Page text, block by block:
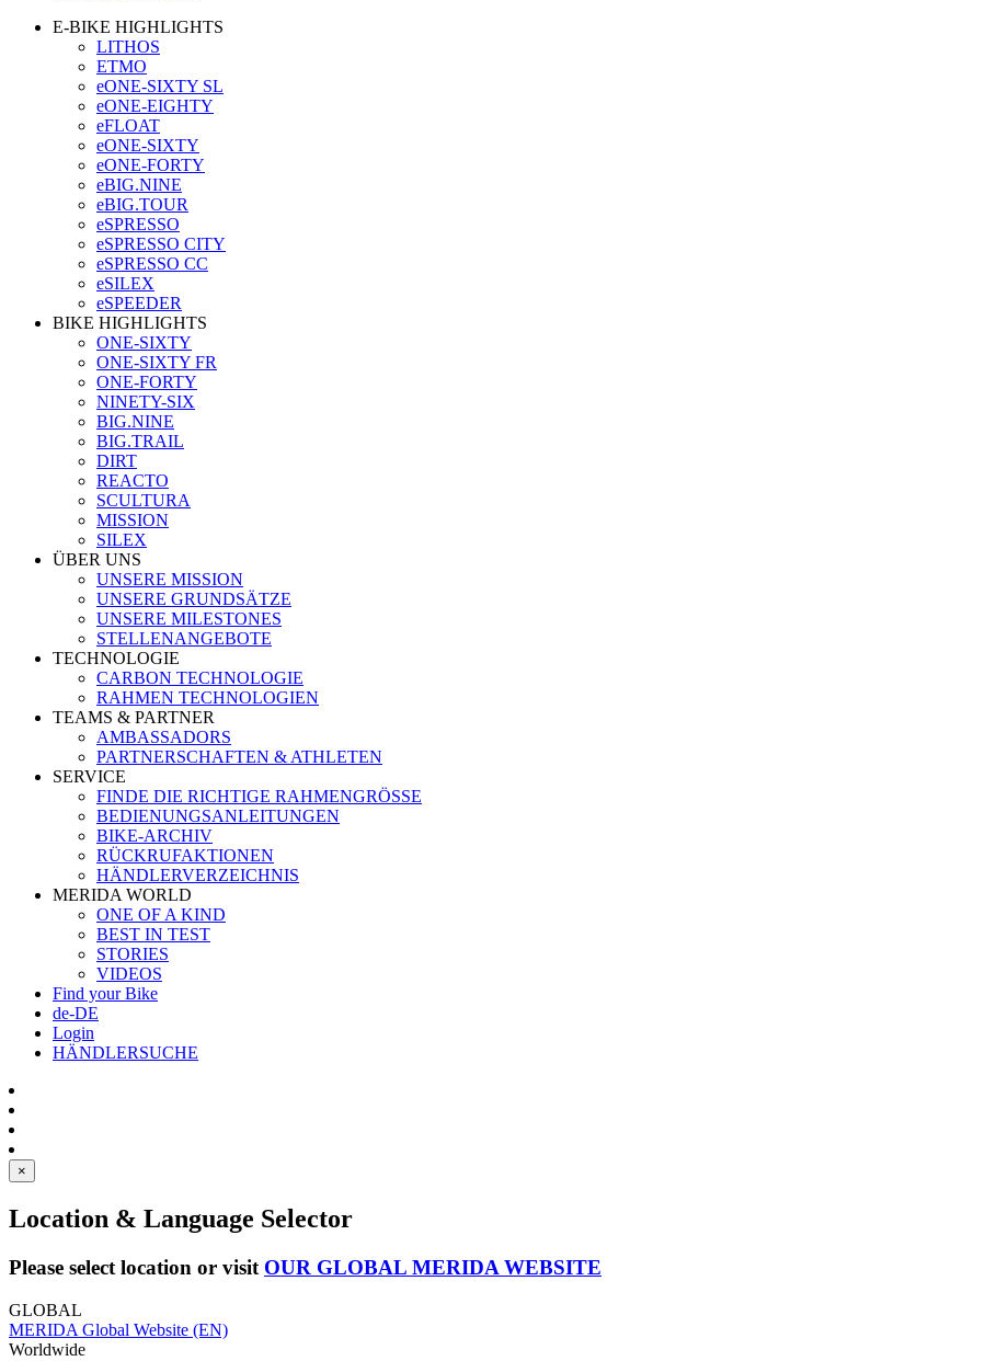
E-BIKE HIGHLIGHTS
LITHOS
ETMO
eONE-SIXTY SL
eONE-EIGHTY
eFLOAT
eONE-SIXTY
eONE-FORTY
eBIG.NINE
eBIG.TOUR
eSPRESSO
eSPRESSO CITY
eSPRESSO CC
eSILEX
eSPEEDER
BIKE HIGHLIGHTS
ONE-SIXTY
ONE-SIXTY FR
ONE-FORTY
NINETY-SIX
BIG.NINE
BIG.TRAIL
DIRT
REACTO
SCULTURA
MISSION
SILEX
ÜBER UNS
UNSERE MISSION
UNSERE GRUNDSÄTZE
UNSERE MILESTONES
STELLENANGEBOTE
TECHNOLOGIE
CARBON TECHNOLOGIE
RAHMEN TECHNOLOGIEN
TEAMS & PARTNER
AMBASSADORS
PARTNERSCHAFTEN & ATHLETEN
SERVICE
FINDE DIE RICHTIGE RAHMENGRÖSSE
BEDIENUNGSANLEITUNGEN
BIKE-ARCHIV
RÜCKRUFAKTIONEN
HÄNDLERVERZEICHNIS
MERIDA WORLD
ONE OF A KIND
BEST IN TEST
STORIES
VIDEOS
Find your Bike
de-DE
Login
HÄNDLERSUCHE
×
Location & Language Selector
Please select location or visit OUR GLOBAL MERIDA WEBSITE
GLOBAL
MERIDA Global Website (EN)
Worldwide